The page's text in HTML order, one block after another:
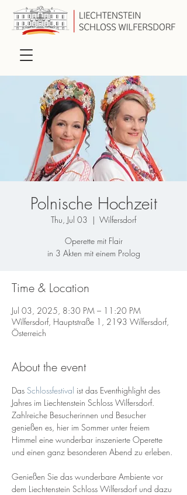
Polnische Hochzeit
Thu, Jul 03
  |
Wilfersdorf
Operette mit Flair
Time & Location
Jul 03, 2025, 8:30 PM – 11:20 PM
Wilfersdorf, Hauptstraße 1, 2193 Wilfersdorf,
Österreich
About the event
Das Schlossfestival ist das Eventhighlight des
Jahres im Liechtenstein Schloss Wilfersdorf.
Zahlreiche Besucherinnen und Besucher
genießen es, hier im Sommer unter freiem
Himmel eine wunderbar inszenierte Operette
und einen ganz besonderen Abend zu erleben.
Genießen Sie das wunderbare Ambiente vor
dem Liechtenstein Schloss Wilfersdorf und dazu